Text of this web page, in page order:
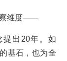
察维度——
提出20年。如
基石，也为全